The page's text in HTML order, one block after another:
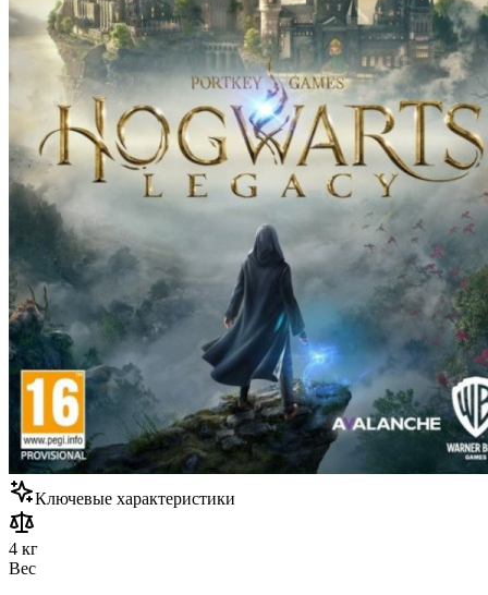
Ключевые характеристики
4 кг
Вес